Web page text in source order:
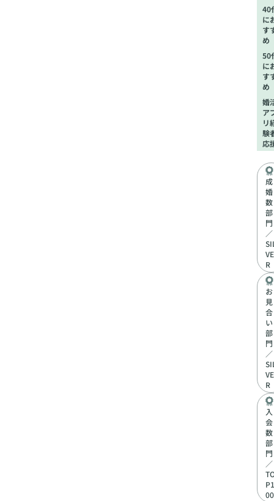
40
に
す
め
50
に
す
め
婚
ア
リ
験
応
成
婚
数
部
門
／
VE
R
お
見
合
い
部
門
／
VE
R
入
会
数
部
門
／
P1
00